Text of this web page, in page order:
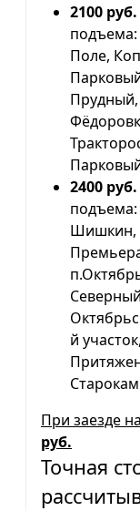
2100
Поле,
2400
Шишкин,
й
При заезде
руб.
Точная